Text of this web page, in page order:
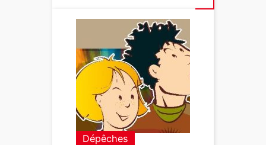
Dépêches